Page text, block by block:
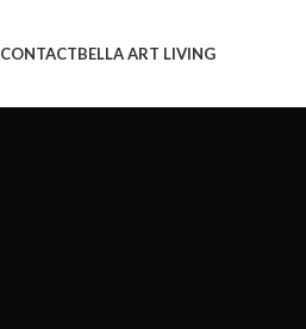
CONTACTBELLA ART LIVING